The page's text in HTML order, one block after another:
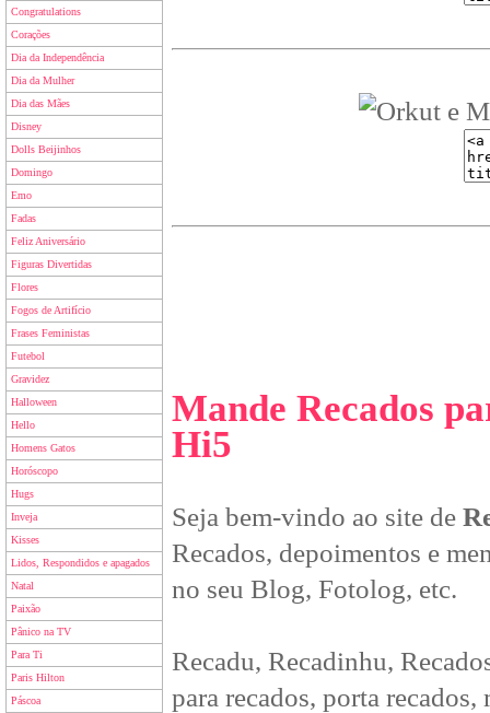
Congratulations
Corações
Dia da Independência
Dia da Mulher
Dia das Mães
Disney
Dolls Beijinhos
Domingo
Emo
Fadas
Feliz Aniversário
Figuras Divertidas
Flores
Fogos de Artifício
Frases Feministas
Futebol
Gravidez
Halloween
Hello
Homens Gatos
Horóscopo
Hugs
Inveja
Kisses
Lidos, Respondidos e apagados
Natal
Paixão
Pânico na TV
Para Ti
Paris Hilton
Páscoa
Mande Recados
Hi5
Seja bem-vindo ao site de
Recados, depoimentos e
no seu Blog, Fotolog, etc.
Recadu, Recadinhu,
para recados, porta